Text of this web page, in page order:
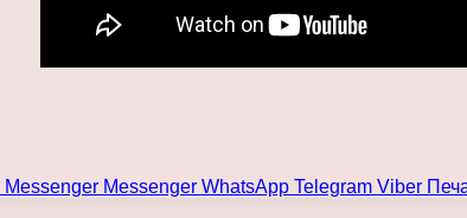
Messenger Messenger WhatsApp Telegram Viber